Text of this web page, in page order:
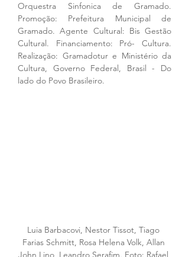
Orquestra Sinfonica de Gramado.
Promoção: Prefeitura Municipal de
Gramado. Agente Cultural: Bis Gestão
Cultural. Financiamento: Pró- Cultura.
Realização: Gramadotur e Ministério da
Cultura, Governo Federal, Brasil - Do
lado do Povo Brasileiro.
Luia Barbacovi, Nestor Tissot, Tiago
Farias Schmitt, Rosa Helena Volk, Allan
John Lino, Leandro Serafim. Foto: Rafael